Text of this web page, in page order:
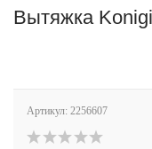
Вытяжка
Артикул: 2256607